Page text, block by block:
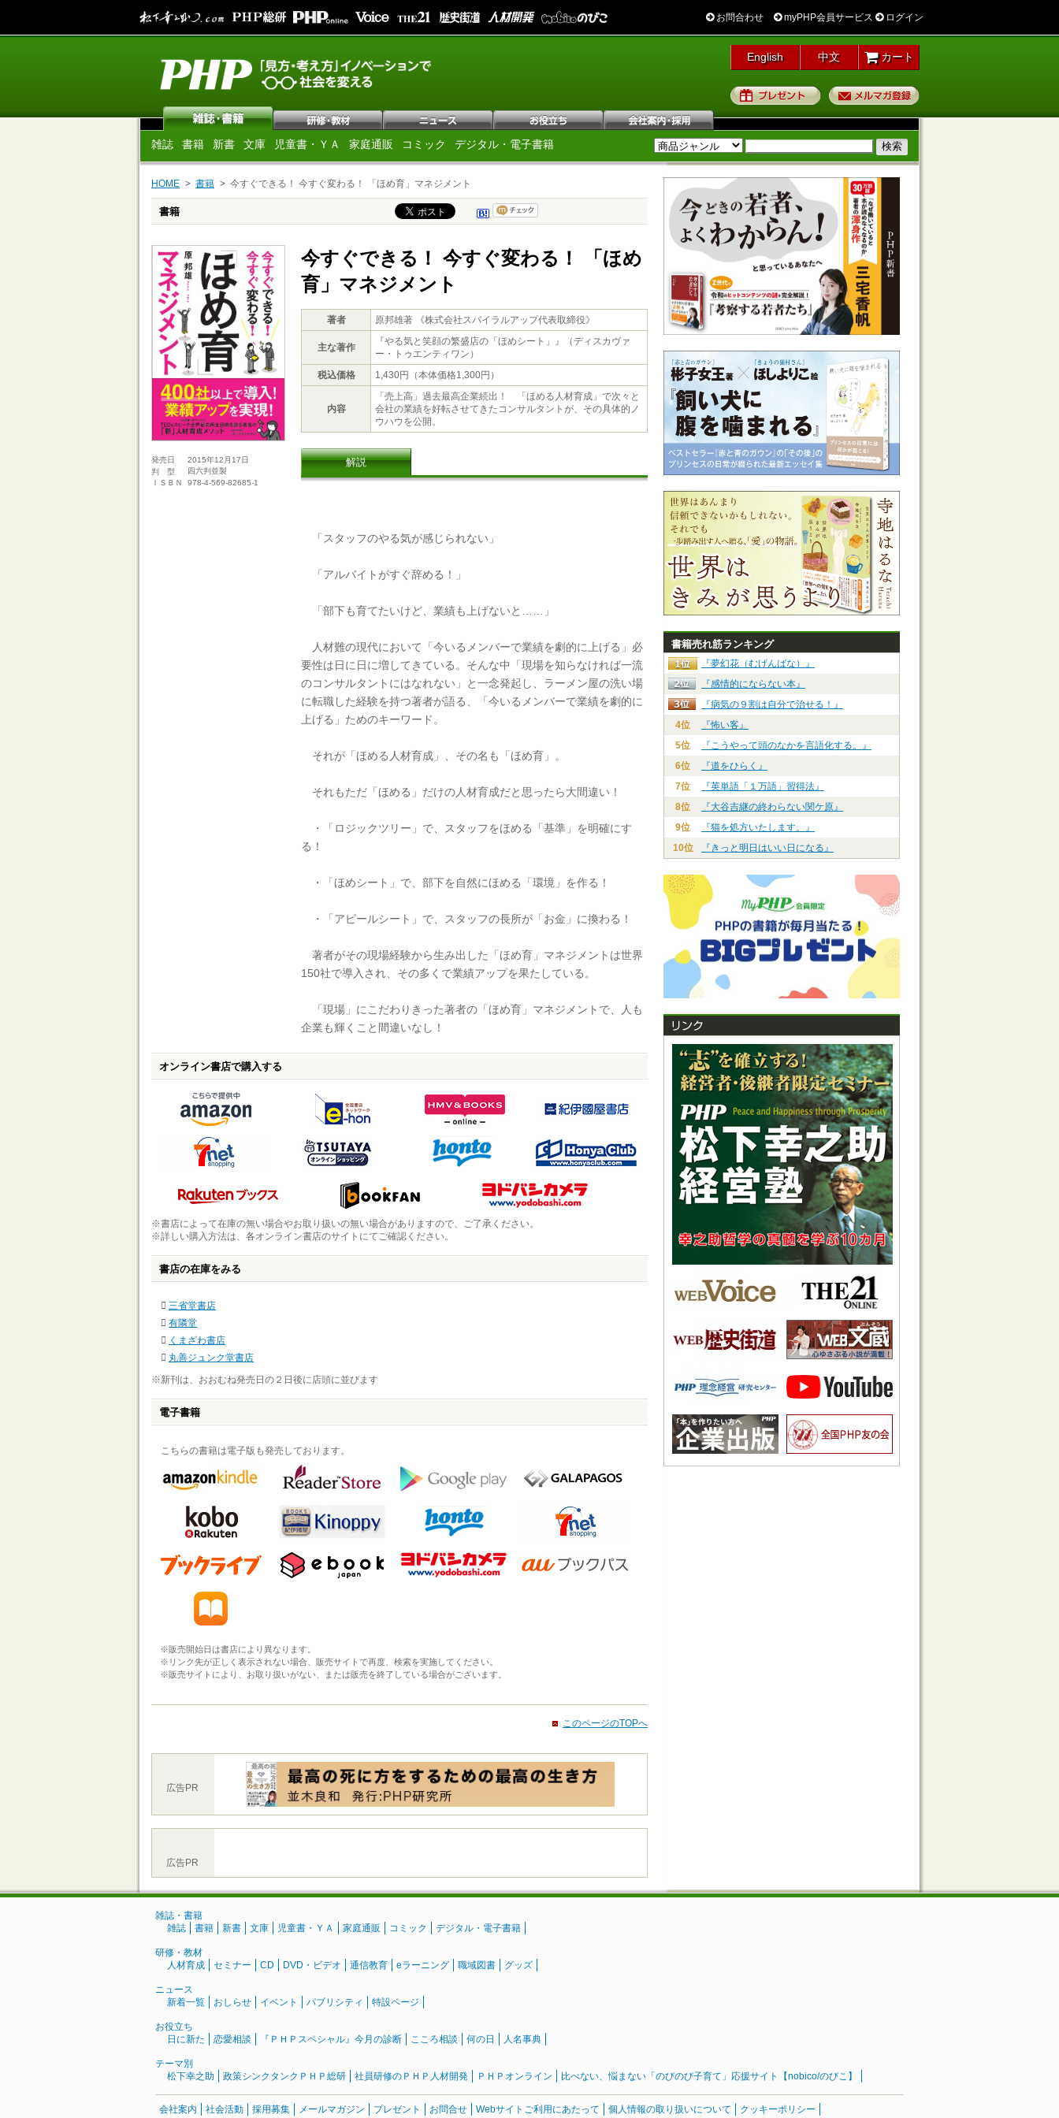
お問合わせ myPHP会員サービス ログイン
English 中文 カート
プレゼント
雑誌 書籍 新書 文庫 児童書・ＹＡ 家庭通販 コミック デジタル・電子書籍
HOME 書籍 今すぐできる！ 今すぐ変わる！ 「ほめ育」マネジメント
書籍
発売日
2015年12月17日
判 型
四六判並製
ＩＳＢＮ
978-4-569-82685-1
今すぐできる！ 今すぐ変わる！ 「ほめ
育」マネジメント
著者 原邦雄著 《株式会社スパイラルアップ代表取締役》
主な著作
『やる気と笑顔の繁盛店の「ほめシート」』（ディスカヴァ
ー・トゥエンティワン）
税込価格
1,430円（本体価格1,300円）
内容
「売上高」過去最高企業続出！ 「ほめる人材育成」で次々と
会社の業績を好転させてきたコンサルタントが、その具体的ノ
ウハウを公開。
解説
「スタッフのやる気が感じられない」
「アルバイトがすぐ辞める！」
「部下も育てたいけど、業績も上げないと……」
人材難の現代において「今いるメンバーで業績を劇的に上げる」必
要性は日に日に増してきている。そんな中「現場を知らなければ一流
のコンサルタントにはなれない」と一念発起し、ラーメン屋の洗い場
に転職した経験を持つ著者が語る、「今いるメンバーで業績を劇的に
上げる」ためのキーワード。
それが「ほめる人材育成」、その名も「ほめ育」。
それもただ「ほめる」だけの人材育成だと思ったら大間違い！
・「ロジックツリー」で、スタッフをほめる「基準」を明確にす
る！
・「ほめシート」で、部下を自然にほめる「環境」を作る！
・「アピールシート」で、スタッフの長所が「お金」に換わる！
著者がその現場経験から生み出した「ほめ育」マネジメントは世界
150社で導入され、その多くで業績アップを果たしている。
「現場」にこだわりきった著者の「ほめ育」マネジメントで、人も
企業も輝くこと間違いなし！
オンライン書店で購入する
※書店によって在庫の無い場合やお取り扱いの無い場合がありますので、ご了承ください。
※詳しい購入方法は、各オンライン書店のサイトにてご確認ください。
書店の在庫をみる
三省堂書店
有隣堂
くまざわ書店
丸善ジュンク堂書店
※新刊は、おおむね発売日の２日後に店頭に並びます
電子書籍
こちらの書籍は電子版も発売しております。
※販売開始日は書店により異なります。
※リンク先が正しく表示されない場合、販売サイトで再度、検索を実施してください。
※販売サイトにより、お取り扱いがない、または販売を終了している場合がございます。
このページのTOPへ
広告PR
広告PR
書籍売れ筋ランキング
『夢幻花（むげんばな）』
『感情的にならない本』
『病気の９割は自分で治せる！』
4位
『怖い客』
5位
『こうやって頭のなかを言語化する。』
6位
『道をひらく』
7位
『英単語「１万語」習得法』
8位
『大谷吉継の終わらない関ケ原』
9位
『猫を処方いたします。』
10位
『きっと明日はいい日になる』
雑誌・書籍
雑誌
書籍 新書 文庫 児童書・ＹＡ 家庭通販 コミック デジタル・電子書籍
研修・教材
人材育成
セミナー CD DVD・ビデオ 通信教育 eラーニング 職域図書 グッズ
ニュース
新着一覧
おしらせ イベント パブリシティ 特設ページ
お役立ち
日に新た
恋愛相談 『ＰＨＰスペシャル』今月の診断 こころ相談 何の日 人名事典
テーマ別
松下幸之助
政策シンクタンクＰＨＰ総研 社員研修のＰＨＰ人材開発 ＰＨＰオンライン 比べない、悩まない「のびのび子育て」応援サイト【nobico/のびこ】
会社案内 社会活動 採用募集 メールマガジン プレゼント お問合せ Webサイトご利用にあたって 個人情報の取り扱いについて クッキーポリシー